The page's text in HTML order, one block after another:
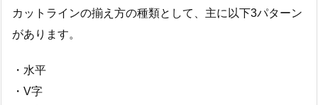
カットラインの揃え方の種類として、主に以下3パターン
があります。
・水平
・V字